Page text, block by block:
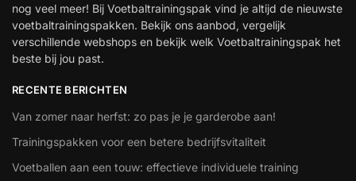
nog veel meer! Bij Voetbaltrainingspak vind je altijd de nieuwste
voetbaltrainingspakken. Bekijk ons aanbod, vergelijk
verschillende webshops en bekijk welk Voetbaltrainingspak het
beste bij jou past.
RECENTE BERICHTEN
Van zomer naar herfst: zo pas je je garderobe aan!
Trainingspakken voor een betere bedrijfsvitaliteit
Voetballen aan een touw: effectieve individuele training